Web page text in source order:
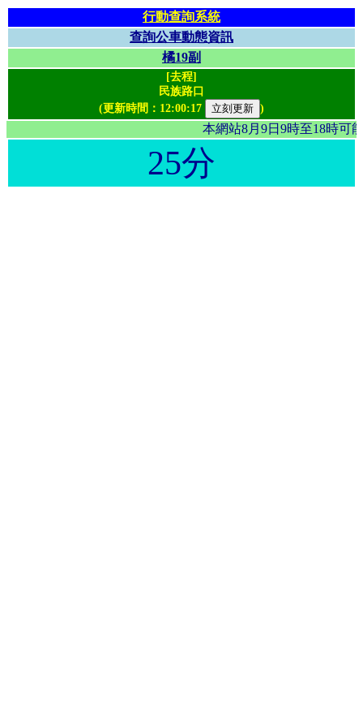
行動查詢系統
查詢公車動態資訊
橘19副
[去程]
民族路口
(更新時間： 12:00:17 )
本網站8月9日9時至18
25分